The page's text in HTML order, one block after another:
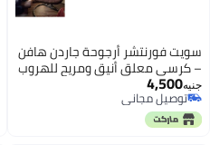
سويت فورنتشر أرجوحة جاردن هافن
– كرسي معلق أنيق ومريح للهروب
في الهواء الطلق.
جنيه4,500
توصيل مجاني
توصيل مجاني